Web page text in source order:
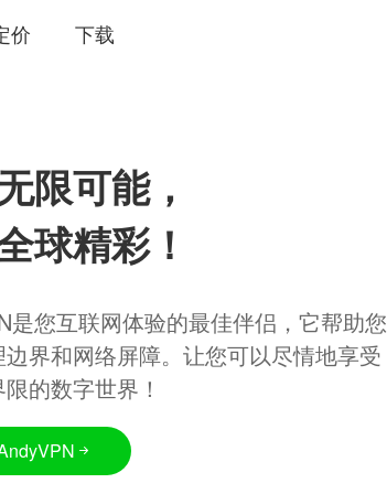
价 下载
限可能，
球精彩！
是您互联网体验的最佳伴侣，它帮助您
界和网络屏障。让您可以尽情地享受
的数字世界！